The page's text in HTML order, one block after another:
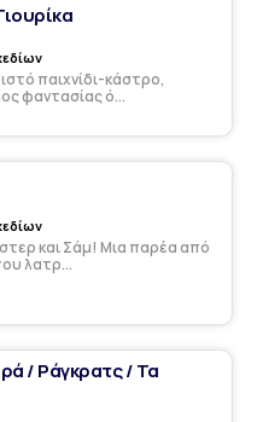
παιχνίδι-κάστρο,
φαντασίας ό...
και Σάμ! Μια παρέα από
λατρ...
/ Ράγκρατς / Τα